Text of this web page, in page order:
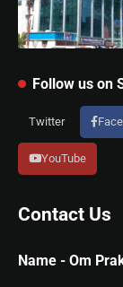
Follow us on
Twitter
YouTube
Contact Us
Name - Om